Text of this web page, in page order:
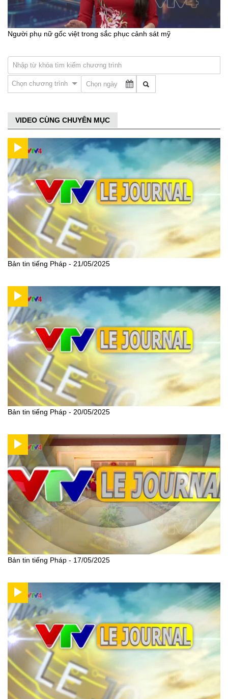
Người phụ nữ gốc việt trong sắc phục cảnh sát mỹ
Chọn chương trình
VIDEO CÙNG CHUYÊN MỤC
Bản tin tiếng Pháp - 21/05/2025
Bản tin tiếng Pháp - 20/05/2025
Bản tin tiếng Pháp - 17/05/2025